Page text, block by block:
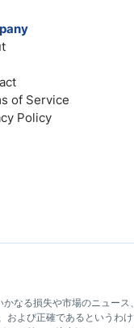
of Service
Policy
なる損失や市場のニュー
および正確であるという